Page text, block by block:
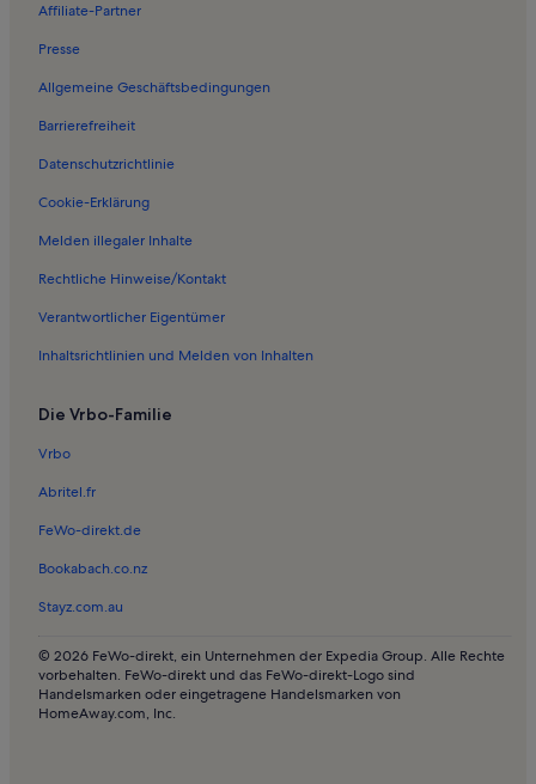
Ferienwohnungen in Farum
Ferienunterkünfte am Meer in Kopenhagen
Bed and Breakfasts in Kopenhagen
Häuser in Kopenhagen
Villen in Kopenhagen
Haustierfreundliche Ferienunterkünfte in Kopenhagen
Ferienwohnungen und Apartments in Kopenhagen
Pensionen in Royal Arena
Ferienunterkünfte für Familien in Hillerød
Häuser in Hørsholm
Ferienwohnungen und Apartments in Vedbæk Nordstrand
Lodges in Skodsborg Strand - Struckmannparken
Häuser in Skodsborg Strand - Struckmannparken
Villen in Gentofte-See
Ferienwohnungen und Apartments in Hellerup
Ferienunterkünfte am Meer nahe Øksnehallen
Ferienunterkünfte mit Pool nahe Øksnehallen
Resorts in Dragør Strand
Affiliate-Partner
Presse
Allgemeine Geschäftsbedingungen
Barrierefreiheit
Datenschutzrichtlinie
Cookie-Erklärung
Melden illegaler Inhalte
Rechtliche Hinweise/Kontakt
Verantwortlicher Eigentümer
Inhaltsrichtlinien und Melden von Inhalten
Die Vrbo-Familie
Vrbo
Abritel.fr
FeWo-direkt.de
Bookabach.co.nz
Stayz.com.au
© 2026 FeWo-direkt, ein Unternehmen der Expedia Group. Alle Rechte
vorbehalten. FeWo-direkt und das FeWo-direkt-Logo sind
Handelsmarken oder eingetragene Handelsmarken von
HomeAway.com, Inc.